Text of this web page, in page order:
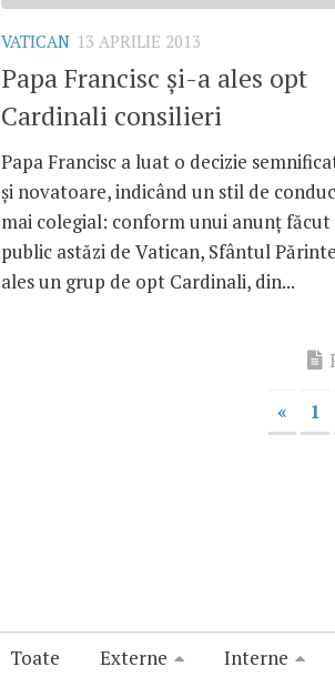
VATICAN 13 APRILIE 2013
Papa Francisc şi-a ales opt
Cardinali consilieri
Papa Francisc a luat o decizie
şi novatoare, indicând un stil de
mai colegial: conform unui anunţ făcut
public astăzi de Vatican, Sfântul
ales un grup de opt Cardinali, din...
« 1
Toate Externe Interne